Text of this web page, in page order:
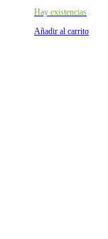
Hay existencias
Añadir al carrito